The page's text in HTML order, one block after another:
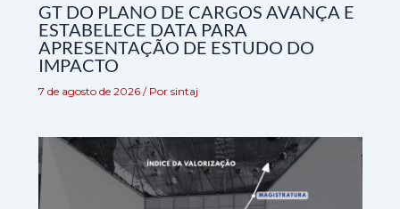
GT DO PLANO DE CARGOS AVANÇA E
ESTABELECE DATA PARA
APRESENTAÇÃO DE ESTUDO DO
IMPACTO
7 de agosto de 2026 / Por sintaj